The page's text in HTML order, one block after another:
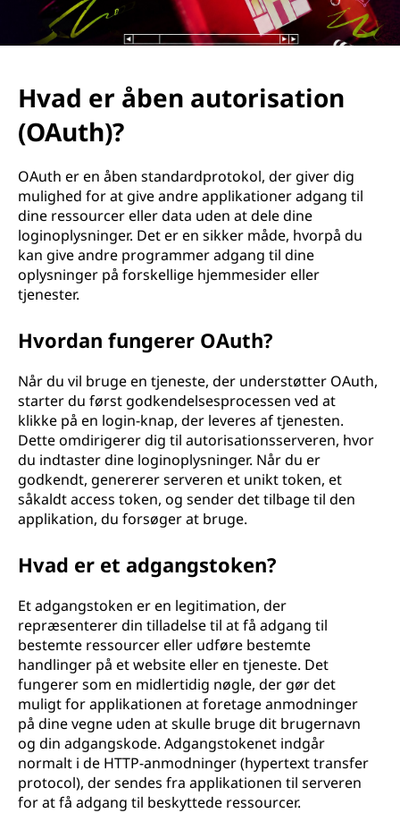
Hvad er åben autorisation
(OAuth)?
OAuth er en åben standardprotokol, der giver dig
mulighed for at give andre applikationer adgang til
dine ressourcer eller data uden at dele dine
loginoplysninger. Det er en sikker måde, hvorpå du
kan give andre programmer adgang til dine
oplysninger på forskellige hjemmesider eller
tjenester.
Hvordan fungerer OAuth?
Når du vil bruge en tjeneste, der understøtter OAuth,
starter du først godkendelsesprocessen ved at
klikke på en login-knap, der leveres af tjenesten.
Dette omdirigerer dig til autorisationsserveren, hvor
du indtaster dine loginoplysninger. Når du er
godkendt, genererer serveren et unikt token, et
såkaldt access token, og sender det tilbage til den
applikation, du forsøger at bruge.
Hvad er et adgangstoken?
Et adgangstoken er en legitimation, der
repræsenterer din tilladelse til at få adgang til
bestemte ressourcer eller udføre bestemte
handlinger på et website eller en tjeneste. Det
fungerer som en midlertidig nøgle, der gør det
muligt for applikationen at foretage anmodninger
på dine vegne uden at skulle bruge dit brugernavn
og din adgangskode. Adgangstokenet indgår
normalt i de HTTP-anmodninger (hypertext transfer
protocol), der sendes fra applikationen til serveren
for at få adgang til beskyttede ressourcer.